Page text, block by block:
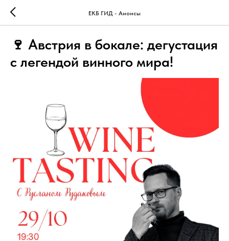
ЕКБ ГИД - Анонсы
🍷 Австрия в бокале: дегустация
с легендой винного мира!